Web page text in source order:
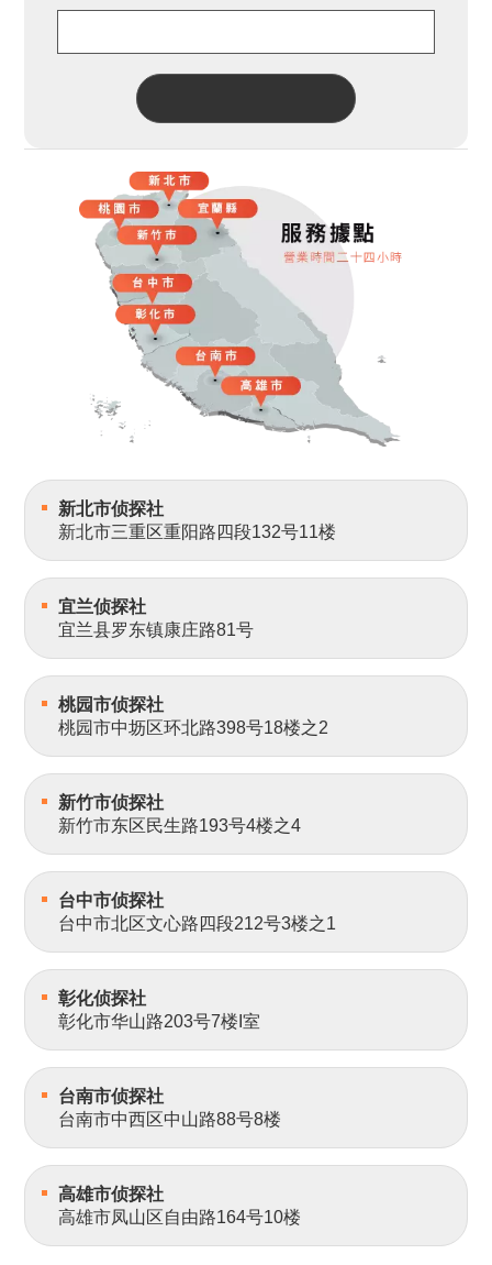
新北市侦探社
新北市三重区重阳路四段132号11楼
宜兰侦探社
宜兰县罗东镇康庄路81号
桃园市侦探社
桃园市中坜区环北路398号18楼之2
新竹市侦探社
新竹市东区民生路193号4楼之4
台中市侦探社
台中市北区文心路四段212号3楼之1
彰化侦探社
彰化市华山路203号7楼I室
台南市侦探社
台南市中西区中山路88号8楼
高雄市侦探社
高雄市凤山区自由路164号10楼